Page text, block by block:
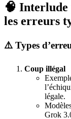
🧠 Interlude
les erreurs
⚠️ Types
Coup illégal
légale.
Grok